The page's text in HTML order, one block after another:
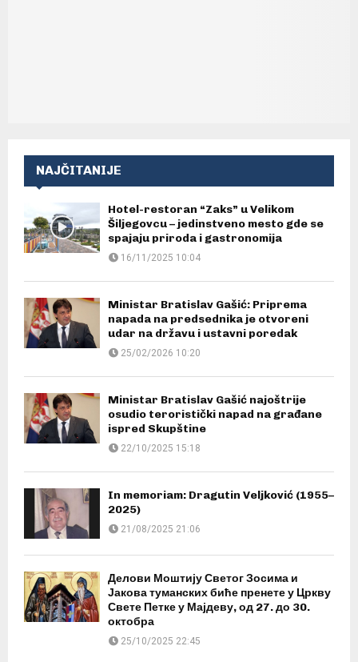
NAJČITANIJE
Hotel-restoran “Zaks” u Velikom
Šiljegovcu – jedinstveno mesto gde se
spajaju priroda i gastronomija
16/11/2025 10:04
Ministar Bratislav Gašić: Priprema
napada na predsednika je otvoreni
udar na državu i ustavni poredak
25/02/2026 10:20
Ministar Bratislav Gašić najoštrije
osudio teroristički napad na građane
ispred Skupštine
22/10/2025 15:18
In memoriam: Dragutin Veljković (1955–
2025)
21/08/2025 21:06
Делови Моштију Светог Зосима и
Јакова туманских биће пренете у Цркву
Свете Петке у Мајдеву, од 27. до 30.
октобра
25/10/2025 22:45